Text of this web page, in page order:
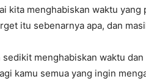
kita menghabiskan waktu yang
itu sebenarnya apa, dan
menghabiskan waktu
kamu semua yang ingin